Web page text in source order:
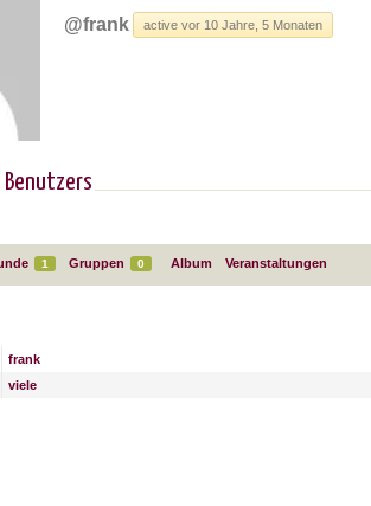
@frank active vor 10 Jahre, 5 Monaten
Benutzers
1 Gruppen 0 Album Veranstaltungen
frank
viele